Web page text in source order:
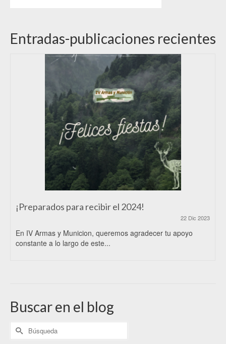
Entradas-publicaciones recientes
¡Preparados para recibir el 2024!
22 Dic 2023
En IV Armas y Municion, queremos agradecer tu apoyo
constante a lo largo de este...
Buscar en el blog